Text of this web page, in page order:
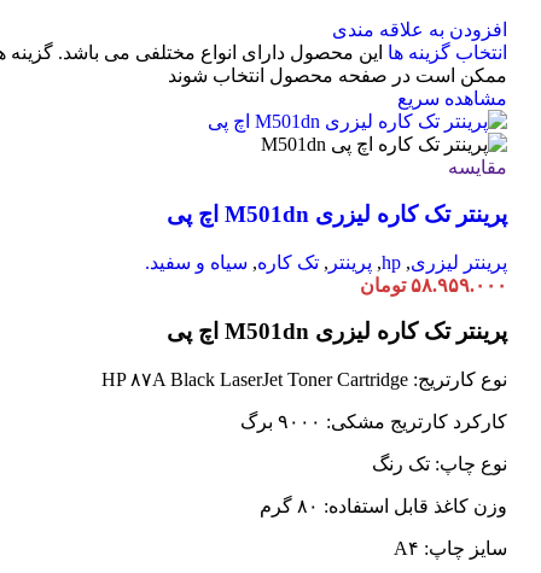
افزودن به علاقه مندی
انتخاب گزینه ها این محصول دارای انواع مختلفی می باشد. گزینه
ممکن است در صفحه محصول انتخاب شوند
مشاهده سریع
مقایسه
پرینتر تک کاره لیزری M501dn اچ پی
پرینتر لیزری,
hp
, پرینتر , تک کاره, سیاه و سفید.
۵۸.۹۵۹.۰۰۰ تومان
پرینتر تک کاره لیزری M501dn اچ پی
نوع کارتریج: HP ۸۷A Black LaserJet Toner Cartridge
کارکرد کارتریج مشکی: ۹۰۰۰ برگ
نوع چاپ: تک رنگ
وزن کاغذ قابل استفاده: ۸۰ گرم
سایز چاپ: A۴